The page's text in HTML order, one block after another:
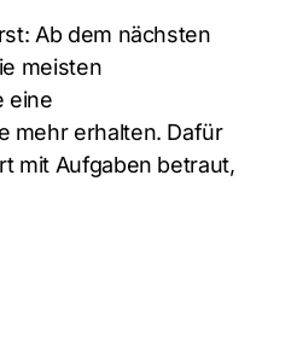
Ab dem nächsten
meisten
eine
mehr erhalten. Dafür
mit Aufgaben betraut,